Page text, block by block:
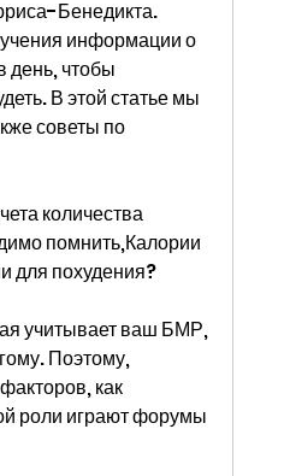
Бенедикта.
информации о
день, чтобы
В этой статье мы
советы по
количества
помнить,Калории
для похудения?
учитывает ваш БМР,
Поэтому,
как
роли играют форумы